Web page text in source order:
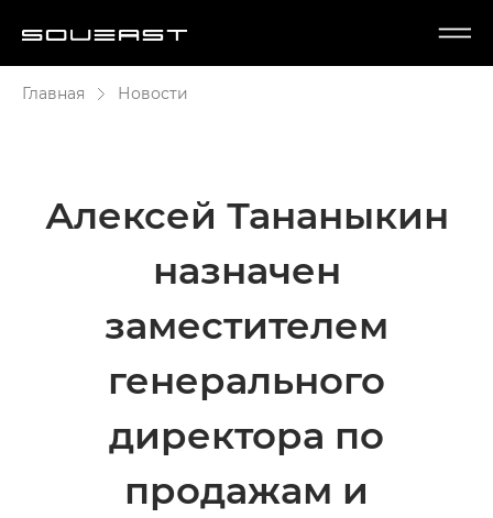
Главная Новости
Алексей Тананыкин
назначен
заместителем
генерального
директора по
продажам и